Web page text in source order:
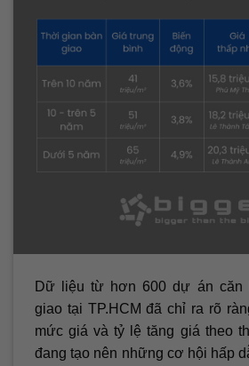
Dữ liệu từ hơn 600 dự án căn
giao tại TP.HCM đã chỉ ra rõ
mức giá và tỷ lệ tăng giá theo
đang tạo nên những cơ hội hấp